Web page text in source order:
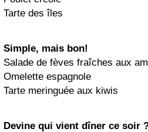
Tarte des îles
Simple, mais bon!
Salade de fèves fraîches aux
Omelette espagnole
Tarte meringuée aux kiwis
Devine qui vient dîner ce soir